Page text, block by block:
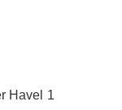
Havel 1